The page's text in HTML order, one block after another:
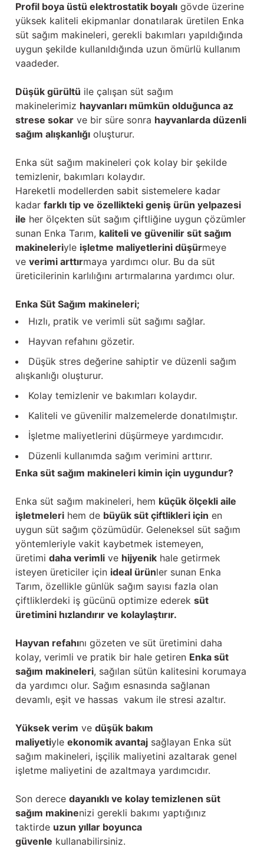
Profil boya üstü elektrostatik boyalı gövde üzerine
yüksek kaliteli ekipmanlar donatılarak üretilen Enka
süt sağım makineleri, gerekli bakımları yapıldığında
uygun şekilde kullanıldığında uzun ömürlü kullanım
vaadeder.
Düşük gürültü ile çalışan süt sağım
makinelerimiz hayvanları mümkün olduğunca az
strese sokar ve bir süre sonra hayvanlarda düzenli
sağım alışkanlığı oluşturur.
Enka süt sağım makineleri çok kolay bir şekilde
temizlenir, bakımları kolaydır.
Hareketli modellerden sabit sistemelere kadar
kadar farklı tip ve özellikteki geniş ürün yelpazesi
ile her ölçekten süt sağım çiftliğine uygun çözümler
sunan Enka Tarım, kaliteli ve güvenilir süt sağım
makineleriyle işletme maliyetlerini düşürmeye
ve verimi arttırmaya yardımcı olur. Bu da süt
üreticilerinin karlılığını artırmalarına yardımcı olur.
Enka Süt Sağım makineleri;
Hızlı, pratik ve verimli süt sağımı sağlar.
Hayvan refahını gözetir.
Düşük stres değerine sahiptir ve düzenli sağım
alışkanlığı oluşturur.
Kolay temizlenir ve bakımları kolaydır.
Kaliteli ve güvenilir malzemelerde donatılmıştır.
İşletme maliyetlerini düşürmeye yardımcıdır.
Düzenli kullanımda sağım verimini arttırır.
Enka süt sağım makineleri kimin için uygundur?
Enka süt sağım makineleri, hem küçük ölçekli aile
işletmeleri hem de büyük süt çiftlikleri için en
uygun süt sağım çözümüdür. Geleneksel süt sağım
yöntemleriyle vakit kaybetmek istemeyen,
üretimi daha verimli ve hijyenik hale getirmek
isteyen üreticiler için ideal ürünler sunan Enka
Tarım, özellikle günlük sağım sayısı fazla olan
çiftliklerdeki iş gücünü optimize ederek süt
üretimini hızlandırır ve kolaylaştırır.
Hayvan refahını gözeten ve süt üretimini daha
kolay, verimli ve pratik bir hale getiren Enka süt
sağım makineleri, sağılan sütün kalitesini korumaya
da yardımcı olur. Sağım esnasında sağlanan
devamlı, eşit ve hassas vakum ile stresi azaltır.
Yüksek verim ve düşük bakım
maliyetiyle ekonomik avantaj sağlayan Enka süt
sağım makineleri, işçilik maliyetini azaltarak genel
işletme maliyetini de azaltmaya yardımcıdır.
Son derece dayanıklı ve kolay temizlenen süt
sağım makinenizi gerekli bakımı yaptığınız
taktirde uzun yıllar boyunca
güvenle kullanabilirsiniz.